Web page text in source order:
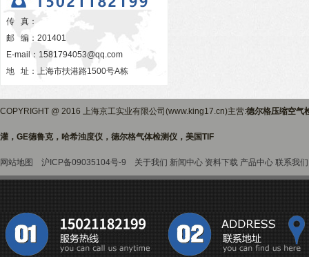
传 真：
邮 编：201401
E-mail： 1581794053@qq.com
地 址：上海市扶港路1500号A栋
COPYRIGHT @ 2016 上海京工实业有限公司(www.king17.cn)主营:德尔格压缩空气
灌，GE德鲁克，哈希浊度仪，德尔格气体检测仪，美国TIF
网站地图 沪ICP备09035104号-9 关于我们 新闻中心 资料下载 产品中心 联系我们